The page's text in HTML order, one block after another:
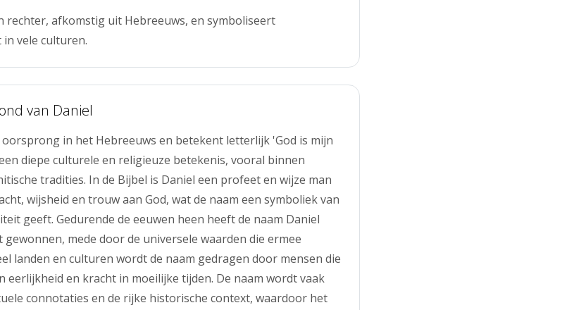
rechter, afkomstig uit Hebreeuws, en symboliseert
vele culturen.
van Daniel
in het Hebreeuws en betekent letterlijk 'God is mijn
diepe culturele en religieuze betekenis, vooral binnen
tradities. In de Bijbel is Daniel een profeet en wijze man
wijsheid en trouw aan God, wat de naam een symboliek van
geeft. Gedurende de eeuwen heen heeft de naam Daniel
mede door de universele waarden die ermee
landen en culturen wordt de naam gedragen door mensen die
eerlijkheid en kracht in moeilijke tijden. De naam wordt vaak
connotaties en de rijke historische context, waardoor het